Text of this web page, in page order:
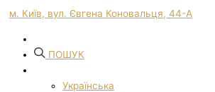
м. Київ, вул. Євгена Коновальця, 44-А
ПОШУК
Українська